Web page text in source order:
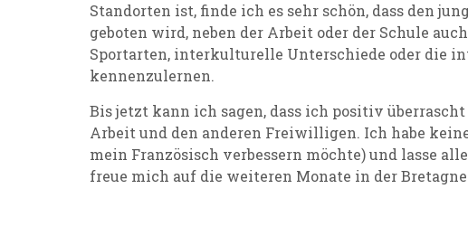
Standorten ist, finde ich es sehr schön, dass den
geboten wird, neben der Arbeit oder der Schule
Sportarten, interkulturelle Unterschiede oder die
kennenzulernen.
Bis jetzt kann ich sagen, dass ich positiv
Arbeit und den anderen Freiwilligen. Ich habe
mein Französisch verbessern möchte) und lasse
freue mich auf die weiteren Monate in der